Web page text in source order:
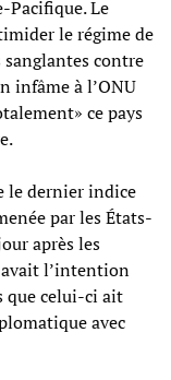
Pacifique. Le
le régime de
sanglantes contre
infâme à l’ONU
ce pays
le dernier indice
par les États-
après les
l’intention
que celui-ci ait
avec